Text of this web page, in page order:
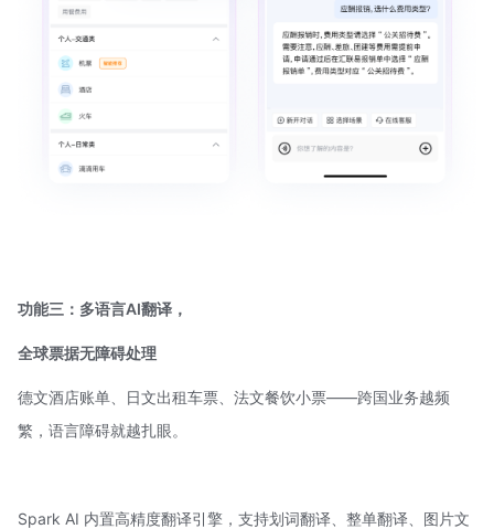
功能三：多语言AI翻译，
全球票据无障碍处理
德文酒店账单、日文出租车票、法文餐饮小票——跨国业务越频
繁，语言障碍就越扎眼。
Spark AI 内置高精度翻译引擎，支持划词翻译、整单翻译、图片文